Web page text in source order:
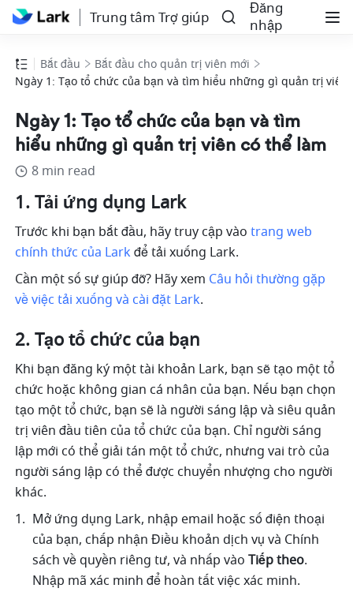
Trung tâm Trợ giúp
Đăng
nhập
Bắt đầu
Bắt đầu cho quản trị viên mới
Ngày 1: Tạo tổ chức của bạn và tìm hiểu những gì quản trị viên
Ngày 1: Tạo tổ chức của bạn và tìm
hiểu những gì quản trị viên có thể làm
8 min read
Tải ứng dụng Lark
Trước khi bạn bắt đầu, hãy truy cập vào trang web
chính thức của Lark để tải xuống Lark.
Cần một số sự giúp đỡ? Hãy xem Câu hỏi thường gặp
về việc tải xuống và cài đặt Lark.
Tạo tổ chức của bạn
Khi bạn đăng ký một tài khoản Lark, bạn sẽ tạo một tổ
chức hoặc không gian cá nhân của bạn. Nếu bạn chọn
tạo một tổ chức, bạn sẽ là người sáng lập và siêu quản
trị viên đầu tiên của tổ chức của bạn. Chỉ người sáng
lập mới có thể giải tán một tổ chức, nhưng vai trò của
người sáng lập có thể được chuyển nhượng cho người
khác.
Mở ứng dụng Lark, nhập email hoặc số điện thoại
của bạn, chấp nhận Điều khoản dịch vụ và Chính
sách về quyền riêng tư, và nhấp vào Tiếp theo.
Nhập mã xác minh để hoàn tất việc xác minh.